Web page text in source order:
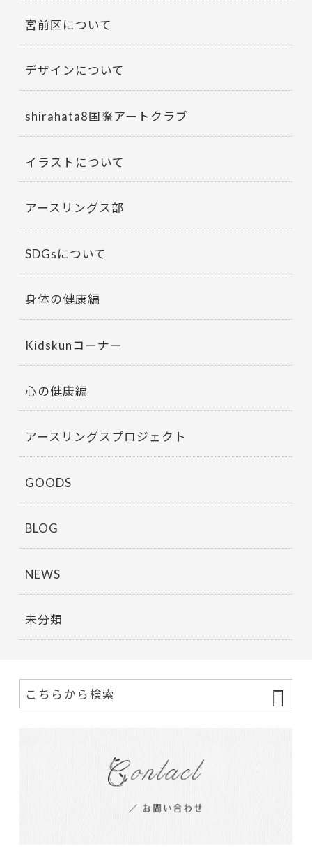
宮前区について
デザインについて
shirahata8国際アートクラブ
イラストについて
アースリングス部
SDGsについて
身体の健康編
Kidskunコーナー
心の健康編
アースリングスプロジェクト
GOODS
BLOG
NEWS
未分類